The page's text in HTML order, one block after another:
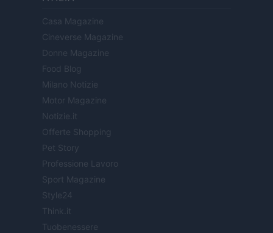
Casa Magazine
Cineverse Magazine
Donne Magazine
Food Blog
Milano Notizie
Motor Magazine
Notizie.it
Offerte Shopping
Pet Story
Professione Lavoro
Sport Magazine
Style24
Think.it
Tuobenessere